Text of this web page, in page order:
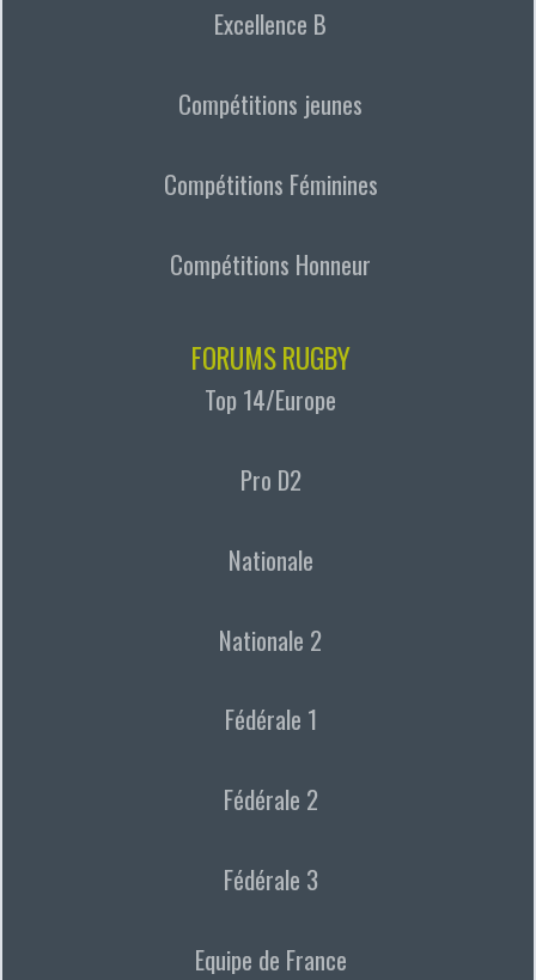
Excellence B
Compétitions jeunes
Compétitions Féminines
Compétitions Honneur
FORUMS RUGBY
Top 14/Europe
Pro D2
Nationale
Nationale 2
Fédérale 1
Fédérale 2
Fédérale 3
Equipe de France